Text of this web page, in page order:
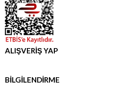
ALIŞVERİŞ YAP
BİLGİLENDİRME